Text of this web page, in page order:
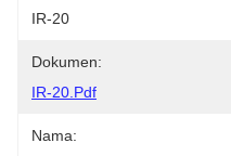
IR-20
Dokumen:
IR-20.pdf
Nama: